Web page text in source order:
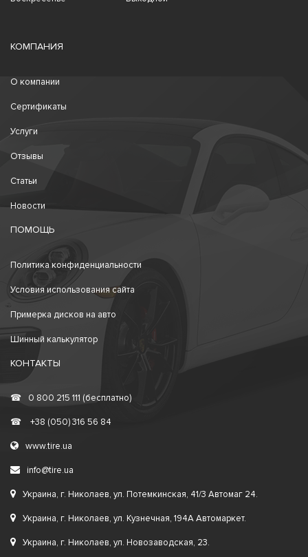
КОМПАНИЯ
О компании
Сертификаты
Услуги
Отзывы
Статьи
Новости
ПОМОЩЬ
Политика конфиденциальности
Условия использования сайта
Примерка дисков на авто
Шинный калькулятор
КОНТАКТЫ
☎ 0 800 215 111 (бесплатно)
☎ +38 (050) 316 56 84
www.tire.ua
info@tire.ua
Украина, г. Николаев, ул. Потемкинская, 41/3 Автомаг 24.
Украина, г. Николаев, ул. Кузнечная, 194А Автомаркет.
Украина, г. Николаев, ул. Новозаводская, 23.